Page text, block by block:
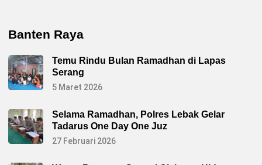
Banten Raya
Temu Rindu Bulan Ramadhan di Lapas
Serang
5 Maret 2026
Selama Ramadhan, Polres Lebak Gelar
Tadarus One Day One Juz
27 Februari 2026